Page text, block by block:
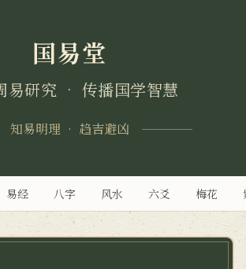
国易堂
易研究 • 传播国学智慧
知易明理 • 趋吉避凶
易经 八字 风水 六爻 梅花